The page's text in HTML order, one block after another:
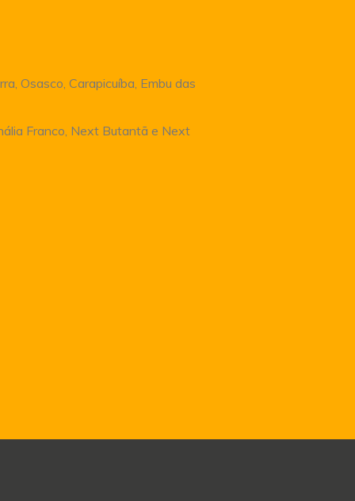
Osasco, Carapicuíba, Embu das
Franco, Next Butantã e Next